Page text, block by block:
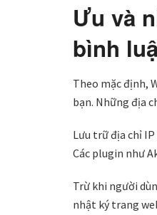
Ưu và
bình
Theo mặc định,
bạn. Những địa
Lưu trữ địa chỉ
Các plugin như
Trừ khi người
nhật ký trang